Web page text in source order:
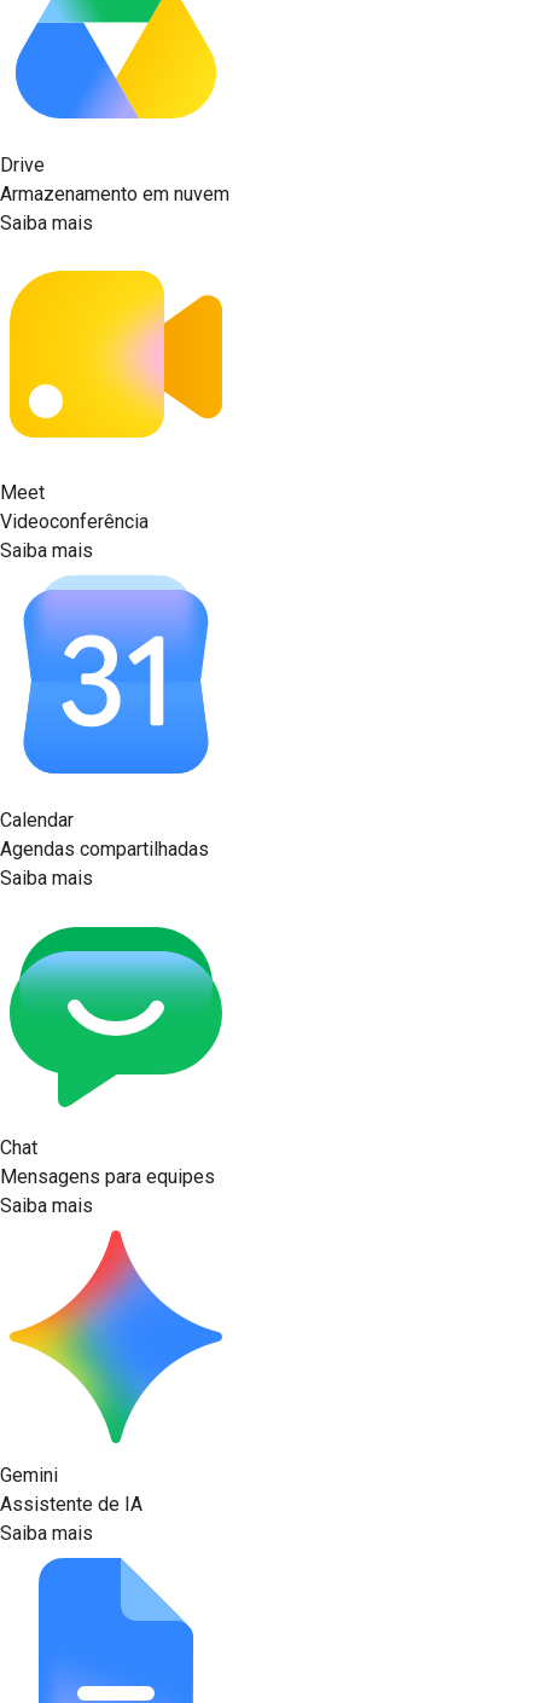
Drive
Armazenamento em nuvem
Saiba mais
Meet
Videoconferência
Saiba mais
Calendar
Agendas compartilhadas
Saiba mais
Chat
Mensagens para equipes
Saiba mais
Gemini
Assistente de IA
Saiba mais